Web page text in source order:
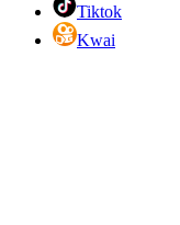
Tiktok
Kwai